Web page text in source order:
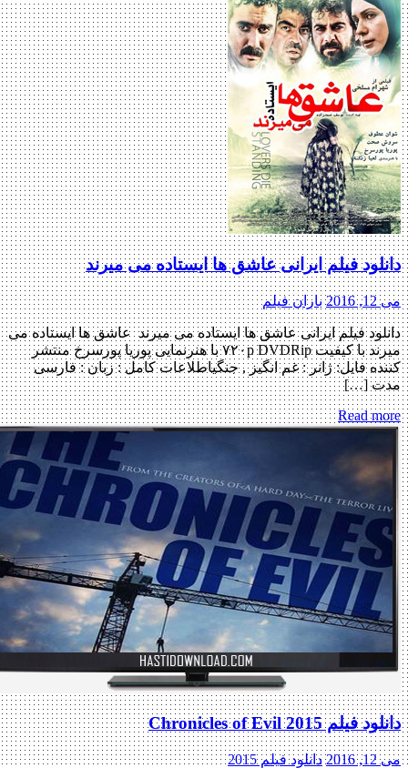
دانلود فیلم ایرانی عاشق‌ ها ایستاده می‌ میرند
می 12, 2016 باران فیلم
دانلود فیلم ایرانی عاشق‌ ها ایستاده می‌ میرند عاشق‌ ها ایستاده می‌
میرند با کیفیت ۷۲۰p DVDRip با هنرنمایی پوریا پورسرخ منتشر
کننده فایل: ژانر : غم انگیز , جنگیاطلاعات کامل : زبان : فارسی
مدت […]
Read more
دانلود فیلم Chronicles of Evil 2015
می 12, 2016 دانلود فیلم 2015